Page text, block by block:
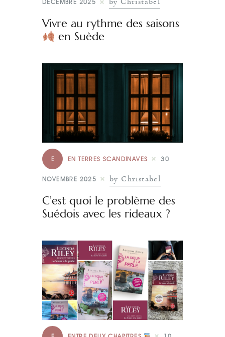
DÉCEMBRE 2025 by Christabel
Vivre au rythme des saisons
en Suède
E EN TERRES SCANDINAVES 30
NOVEMBRE 2025 by Christabel
C’est quoi le problème des
Suédois avec les rideaux ?